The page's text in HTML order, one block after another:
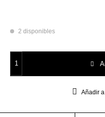
2 disponibles
Añadir